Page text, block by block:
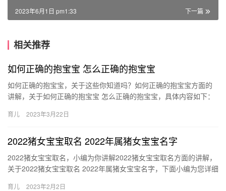
下一篇
2023年6月1日 pm1:33
相关推荐
如何正确的抱宝宝 怎么正确的抱宝宝
如何正确的抱宝宝，关于这些你知道吗？如何正确的抱宝宝方面的
讲解，关于如何正确的抱宝宝 怎么正确的抱宝宝，具体内容如下：
育儿 2023年3月22日
2022猪女宝宝取名 2022年属猪女宝宝名字
2022猪女宝宝取名，小编为你讲解2022猪女宝宝取名方面的讲解，
关于2022猪女宝宝取名 2022年属猪女宝宝名字，下面小编为您详细
育儿 2023年2月2日